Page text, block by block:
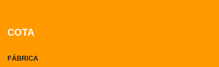
COTA
FÁBRICA